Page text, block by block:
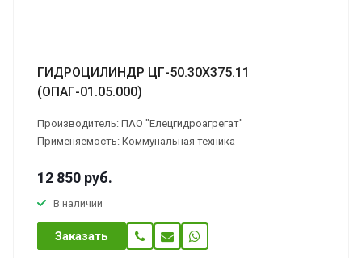
ГИДРОЦИЛИНДР ЦГ-50.30Х375.11
(ОПАГ-01.05.000)
Производитель: ПАО "Елецгидроагрегат"
Применяемость: Коммунальная техника
12 850 руб.
В наличии
Заказать